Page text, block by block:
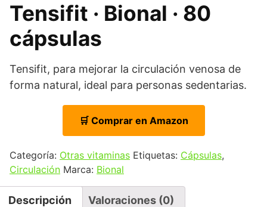
Tensifit · Bional · 80
cápsulas
Tensifit, para mejorar la circulación venosa de
forma natural, ideal para personas sedentarias.
🛒 Comprar en Amazon
Categoría: Otras vitaminas Etiquetas: Cápsulas,
Circulación Marca: Bional
Descripción Valoraciones (0)